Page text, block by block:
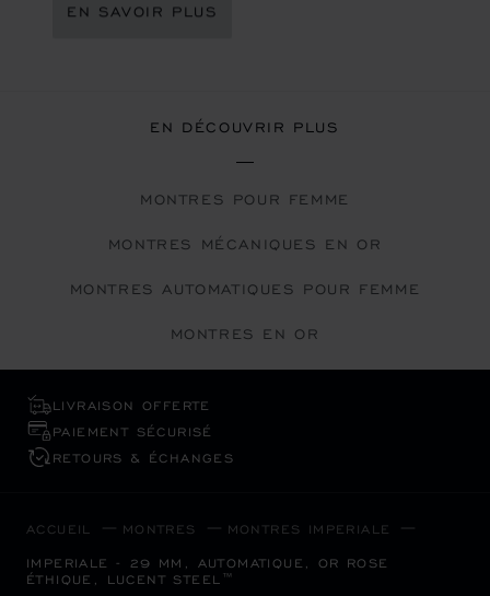
EN SAVOIR PLUS
EN DÉCOUVRIR PLUS
MONTRES POUR FEMME
MONTRES MÉCANIQUES EN OR
MONTRES AUTOMATIQUES POUR FEMME
MONTRES EN OR
LIVRAISON OFFERTE
PAIEMENT SÉCURISÉ
RETOURS & ÉCHANGES
ACCUEIL MONTRES MONTRES IMPERIALE
IMPERIALE - 29 MM, AUTOMATIQUE, OR ROSE
ÉTHIQUE, LUCENT STEEL™